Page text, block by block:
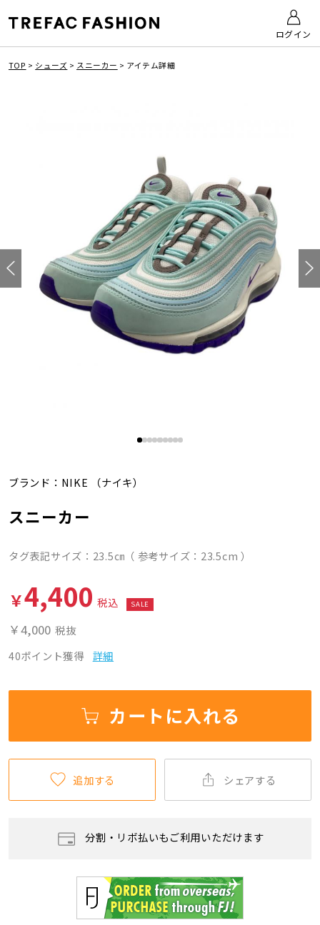
ログイン
TOP > シューズ > スニーカー > アイテム詳細
ブランド： NIKE （ナイキ）
スニーカー
タグ表記サイズ：23.5㎝（ 参考サイズ：23.5cm ）
￥4,400 税込 SALE
￥4,000 税抜
40ポイント獲得
詳細
カートに入れる
追加する シェアする
分割・リボ払いもご利用いただけます